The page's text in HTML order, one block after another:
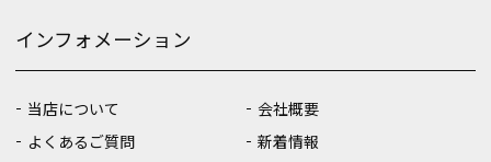
インフォメーション
当店について
よくあるご質問
会社概要
新着情報